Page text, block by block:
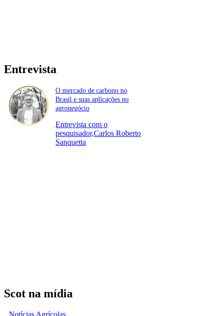
Entrevista
O mercado de carbono no
Brasil e suas aplicações no
agronegócio
Entrevista com o
pesquisador,Carlos Roberto
Sanquetta
Scot na mídia
Notícias Agrícolas